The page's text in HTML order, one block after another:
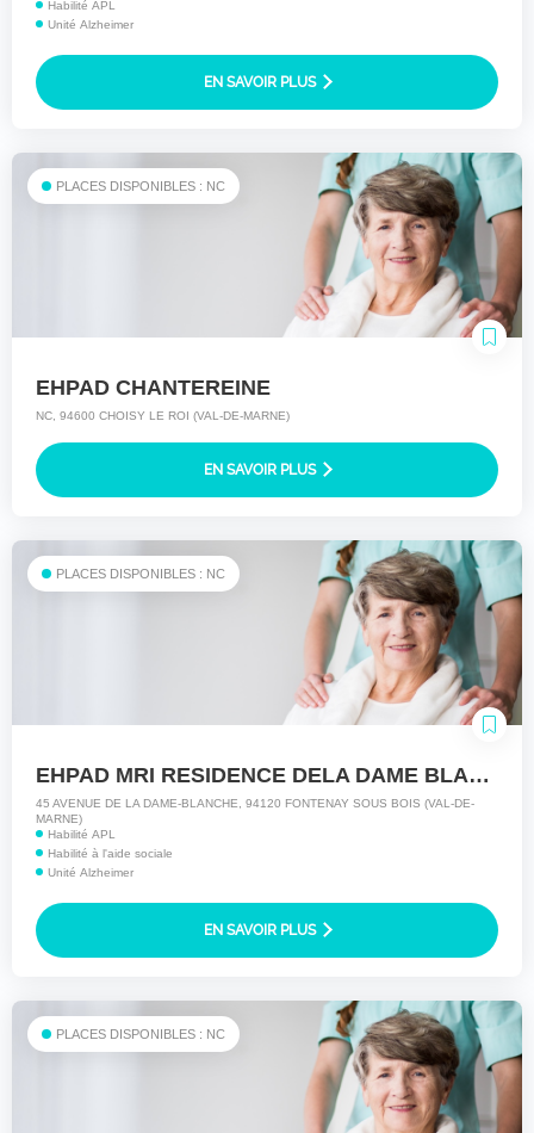
Habilité APL
Unité Alzheimer
EN SAVOIR PLUS
PLACES DISPONIBLES : NC
EHPAD CHANTEREINE
NC, 94600 CHOISY LE ROI (VAL-DE-MARNE)
EN SAVOIR PLUS
PLACES DISPONIBLES : NC
EHPAD MRI RESIDENCE DELA DAME BLANCHE
45 AVENUE DE LA DAME-BLANCHE, 94120 FONTENAY SOUS BOIS (VAL-DE-
MARNE)
Habilité APL
Habilité à l'aide sociale
Unité Alzheimer
EN SAVOIR PLUS
PLACES DISPONIBLES : NC